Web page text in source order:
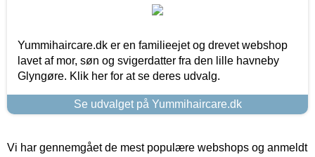
Yummihaircare.dk er en familieejet og drevet webshop
lavet af mor, søn og svigerdatter fra den lille havneby
Glyngøre. Klik her for at se deres udvalg.
Se udvalget på Yummihaircare.dk
Vi har gennemgået de mest populære webshops og anmeldt